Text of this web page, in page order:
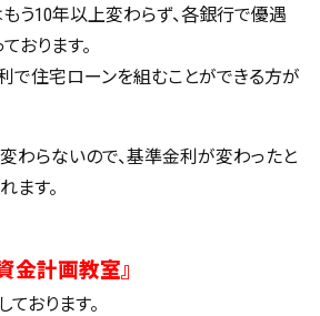
もう10年以上変わらず、各銀行で優遇
おります。
で住宅ローンを組むことができる方が
わらないので、基準金利が変わったと
ます。
金計画教室』
ております。